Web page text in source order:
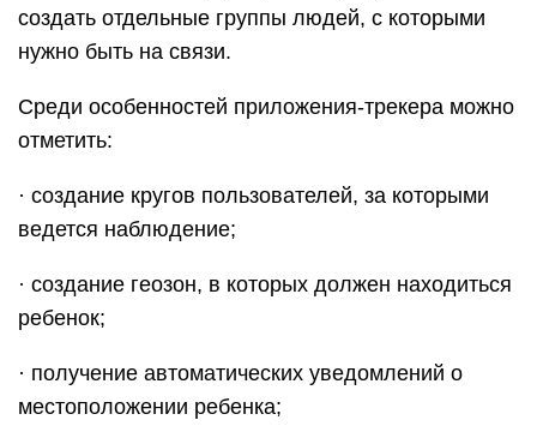
создать отдельные группы людей, с которыми
нужно быть на связи.
Среди особенностей приложения-трекера можно
отметить:
· создание кругов пользователей, за которыми
ведется наблюдение;
· создание геозон, в которых должен находиться
ребенок;
· получение автоматических уведомлений о
местоположении ребенка;